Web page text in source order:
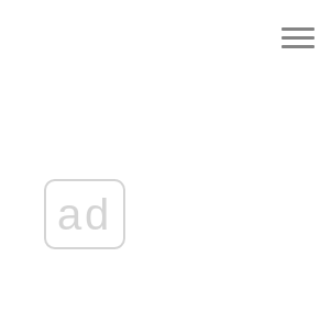
ad